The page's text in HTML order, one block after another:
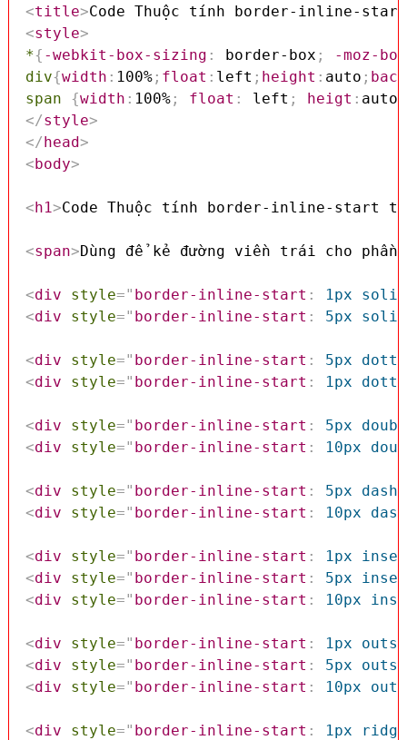
<title>Code Thuộc tính border-inline-start
<style>
*{ -webkit-box-sizing : border-box ;
-moz-
div{width : 100%; float : left ; height : auto ;
span
{width : 100%; float : left ; heigt : auto
</style>
</head>
<body>
<h1>Code Thuộc tính border-inline-start
<span>Dùng để kẻ đường viền trái cho
<div style=" border-inline-start :
1px
<div style=" border-inline-start : 5px
<div style=" border-inline-start :
5px
<div style=" border-inline-start : 1px
<div style=" border-inline-start :
5px
<div style=" border-inline-start : 10px
<div style=" border-inline-start :
5px
<div style=" border-inline-start : 10px
<div style=" border-inline-start :
1px
<div style=" border-inline-start :
5px
<div style=" border-inline-start : 10px
<div style=" border-inline-start :
1px
<div style=" border-inline-start :
5px
<div style=" border-inline-start : 10px
<div style=" border-inline-start :
1px